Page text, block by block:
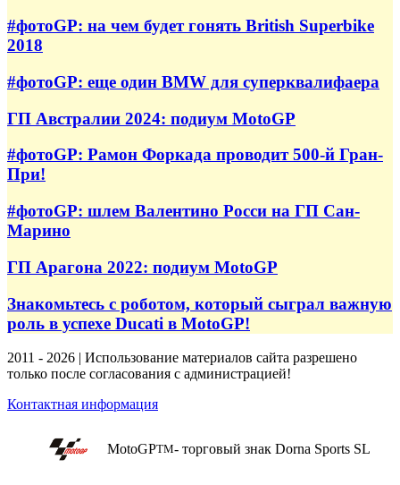
#фотоGP: на чем будет гонять British Superbike
2018
#фотоGP: еще один BMW для суперквалифаера
ГП Австралии 2024: подиум MotoGP
#фотоGP: Рамон Форкада проводит 500-й Гран-
При!
#фотоGP: шлем Валентино Росси на ГП Сан-
Марино
ГП Арагона 2022: подиум MotoGP
Знакомьтесь с роботом, который сыграл важную
роль в успехе Ducati в MotoGP!
2011 - 2026 | Использование материалов сайта разрешено
только после согласования с администрацией!
Контактная информация
MotoGPTM- торговый знак Dorna Sports SL